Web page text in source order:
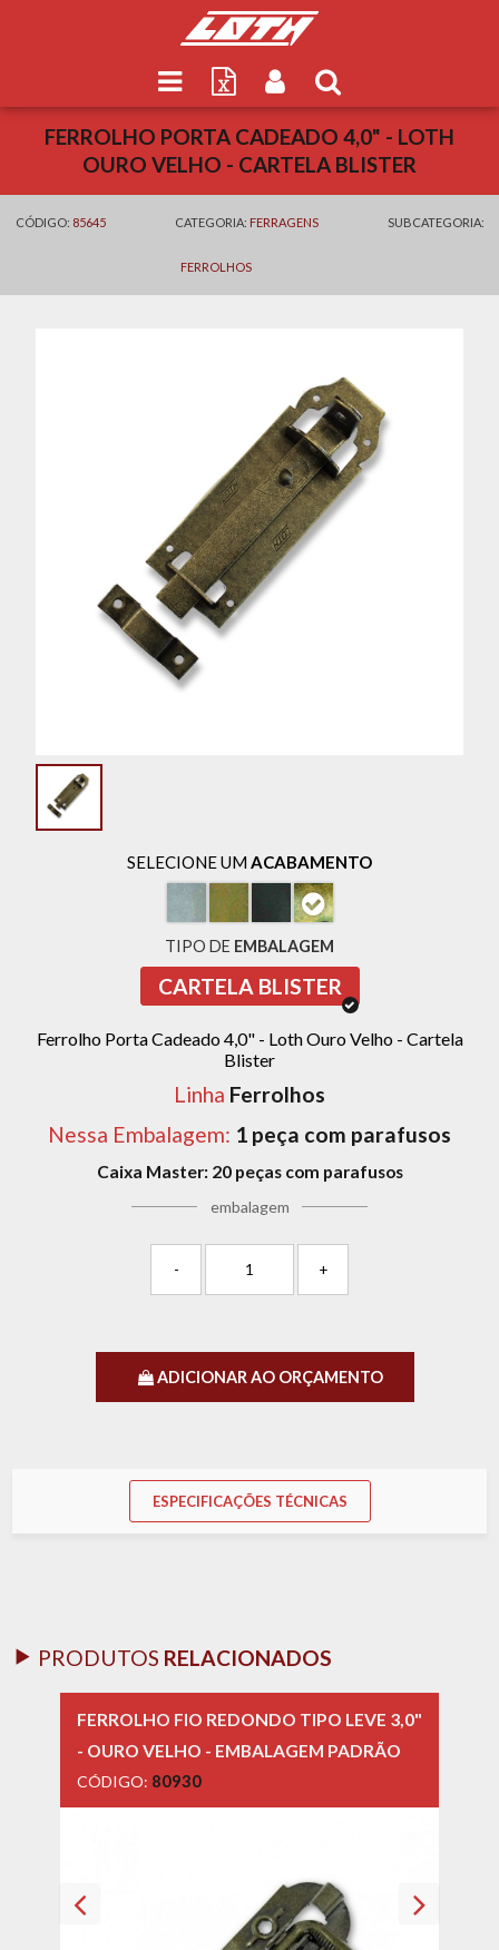
FERROLHO PORTA CADEADO 4,0" - LOTH
OURO VELHO - CARTELA BLISTER
CÓDIGO: 85645 CATEGORIA: FERRAGENS SUBCATEGORIA:
FERROLHOS
SELECIONE UM ACABAMENTO
TIPO DE EMBALAGEM
CARTELA BLISTER
Ferrolho Porta Cadeado 4,0" - Loth Ouro Velho - Cartela
Blister
Linha Ferrolhos
Nessa Embalagem: 1 peça com parafusos
Caixa Master: 20 peças com parafusos
embalagem
- +
ADICIONAR AO ORÇAMENTO
ESPECIFICAÇÕES TÉCNICAS
PRODUTOS RELACIONADOS
FERROLHO FIO REDONDO TIPO LEVE 3,0"
- OURO VELHO - EMBALAGEM PADRÃO
CÓDIGO: 80930